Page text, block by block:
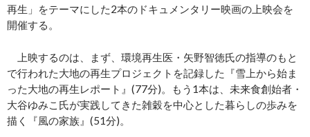
再生」をテーマにした2本のドキュメンタリー映画の上映会を
開催する。
上映するのは、まず、環境再生医・矢野智徳氏の指導のもと
で行われた大地の再生プロジェクトを記録した『雪上から始ま
った大地の再生レポート』(77分)。もう1本は、未来食創始者・
大谷ゆみこ氏が実践してきた雑穀を中心とした暮らしの歩みを
描く『風の家族』(51分)。